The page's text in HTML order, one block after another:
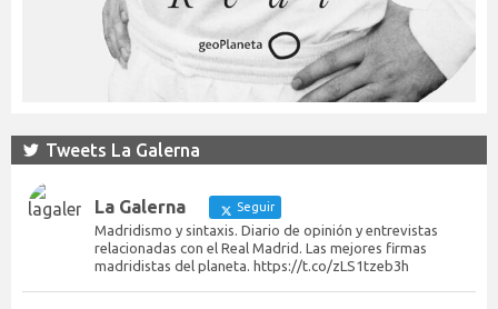
Tweets La Galerna
La Galerna Seguir
Madridismo y sintaxis. Diario de opinión y entrevistas
relacionadas con el Real Madrid. Las mejores firmas
madridistas del planeta. https://t.co/zLS1tzeb3h